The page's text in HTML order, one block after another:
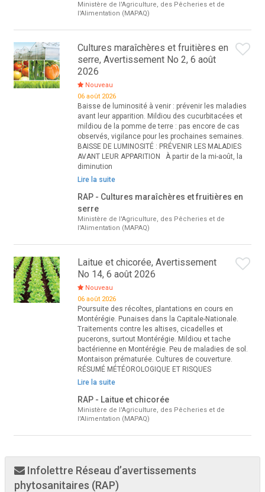
Ministère de l'Agriculture, des Pêcheries et de
l'Alimentation (MAPAQ)
Cultures maraîchères et fruitières en
serre, Avertissement No 2, 6 août
2026
Nouveau
06 août 2026
Baisse de luminosité à venir : prévenir les maladies
avant leur apparition. Mildiou des cucurbitacées et
mildiou de la pomme de terre : pas encore de cas
observés, vigilance pour les prochaines semaines.
BAISSE DE LUMINOSITÉ : PRÉVENIR LES MALADIES
AVANT LEUR APPARITION À partir de la mi-août, la
diminution
Lire la suite
RAP - Cultures maraîchères et fruitières en
serre
Ministère de l'Agriculture, des Pêcheries et de
l'Alimentation (MAPAQ)
Laitue et chicorée, Avertissement
No 14, 6 août 2026
Nouveau
06 août 2026
Poursuite des récoltes, plantations en cours en
Montérégie. Punaises dans la Capitale-Nationale.
Traitements contre les altises, cicadelles et
pucerons, surtout Montérégie. Mildiou et tache
bactérienne en Montérégie. Peu de maladies de sol.
Montaison prématurée. Cultures de couverture.
RÉSUMÉ MÉTÉOROLOGIQUE ET RISQUES
Lire la suite
RAP - Laitue et chicorée
Ministère de l'Agriculture, des Pêcheries et de
l'Alimentation (MAPAQ)
Infolettre Réseau d’avertissements
phytosanitaires (RAP)